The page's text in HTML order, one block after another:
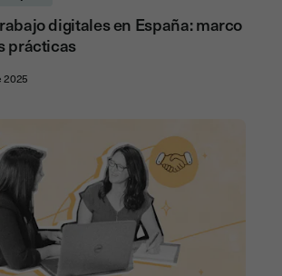
digitales en España: marco
prácticas
2025